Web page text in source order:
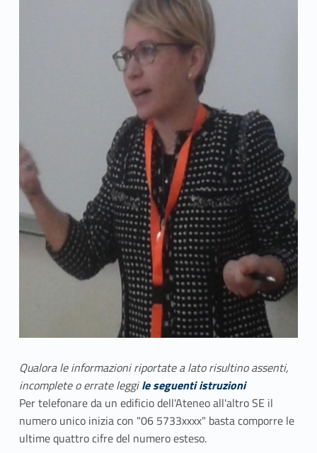
Qualora le informazioni riportate a lato risultino assenti,
incomplete o errate leggile seguenti istruzioni
Per telefonare da un edificio dell'Ateneo all'altro SE il
numero unico inizia con "06 5733xxxx" basta comporre le
ultime quattro cifre del numero esteso.